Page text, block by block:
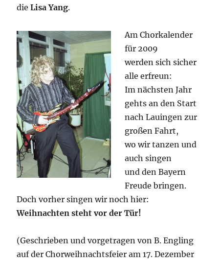
dieLisa Yang.
Am Chorkalender
für 2009
werden sich sicher
alle erfreun:
Im nächsten Jahr
gehts an den Start
nach Lauingen zur
großen Fahrt,
wo wir tanzen und
auch singen
und den Bayern
Freude bringen.
Doch vorher singen wir noch hier:
Weihnachten steht vor der Tür!
(Geschrieben und vorgetragen von B. Engling
auf der Chorweihnachtsfeier am 17. Dezember